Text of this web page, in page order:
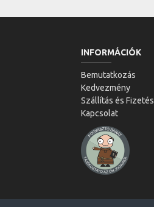
INFORMÁCIÓK
Bemutatkozás
Kedvezmény
Szállítás és Fizetés
Kapcsolat